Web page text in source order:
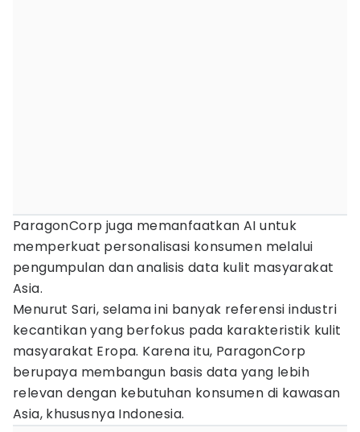
ParagonCorp juga memanfaatkan AI untuk
memperkuat personalisasi konsumen melalui
pengumpulan dan analisis data kulit masyarakat
Asia.
Menurut Sari, selama ini banyak referensi industri
kecantikan yang berfokus pada karakteristik kulit
masyarakat Eropa. Karena itu, ParagonCorp
berupaya membangun basis data yang lebih
relevan dengan kebutuhan konsumen di kawasan
Asia, khususnya Indonesia.